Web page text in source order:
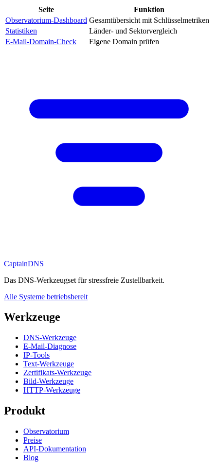
Seite
Funktion
Observatorium-Dashboard Gesamtübersicht mit Schlüsselmetriken
Statistiken
Länder- und Sektorvergleich
E-Mail-Domain-Check
Eigene Domain prüfen
CaptainDNS
Das DNS-Werkzeugset für stressfreie Zustellbarkeit.
Alle Systeme betriebsbereit
Werkzeuge
DNS-Werkzeuge
E-Mail-Diagnose
IP-Tools
Text-Werkzeuge
Zertifikats-Werkzeuge
Bild-Werkzeuge
HTTP-Werkzeuge
Produkt
Observatorium
Preise
API-Dokumentation
Blog